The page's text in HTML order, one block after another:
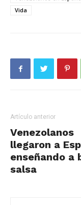
Vida
Artículo anterior
Venezolanos
llegaron a
enseñando a
salsa